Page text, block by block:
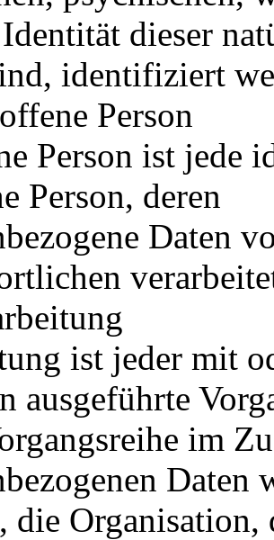
dieser
identifiziert
Person
Person ist jede
Person, deren
Daten
ist jeder mit
ausgeführte
im
Daten
die